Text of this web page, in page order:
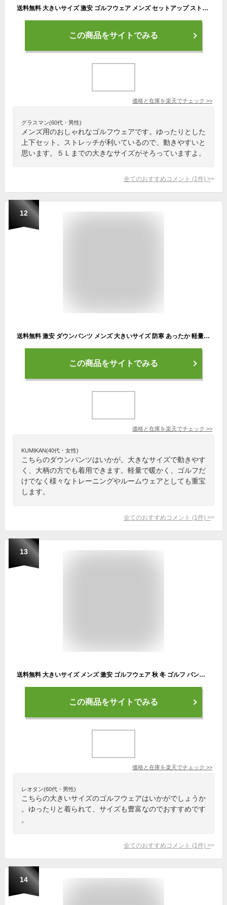
送料無料 大きいサイズ 激安 ゴルフウェア メンズ セットアップ ストレッチ ポンチ素材 スウェット テーラードジャケット スウェットパンツ ジャージ ジャケット 黒 スエット 無地 スポーツ 薄手 伸縮 フォーマル 部屋着 ルームウェア ワークマン プラス ジャージ上下
この商品をサイトでみる
価格と在庫を楽天でチェック >>
グラスマン(60代・男性)
メンズ用のおしゃれなゴルフウェアです。ゆったりとした
上下セット。ストレッチが利いているので、動きやすいと
思います。５Ｌまでの大きなサイズがそろっていますよ。
全てのおすすめコメント (1 件) >
12
送料無料 激安 ダウンパンツ メンズ 大きいサイズ 防寒 あったか 軽量 裾ジップ イージーパンツ あったかパンツ アウトドア ゴルフウェア リアルダウン ゴルフ パンツ 冬 コーディネート 暖かい 部屋着 ルームウェア ワークマンプラス 防寒 暖 パンツ 父の日 ギフト
この商品をサイトでみる
価格と在庫を楽天でチェック >>
KUMIKAN(40代・女性)
こちらのダウンパンツはいかが。大きなサイズで動きやす
く、大柄の方でも着用できます。軽量で暖かく、ゴルフだ
けでなく様々なトレーニングやルームウェアとしても重宝
します。
全てのおすすめコメント (1 件) >
13
送料無料 大きいサイズ メンズ 激安 ゴルフウェア 秋 冬 ゴルフ パンツ コーディネート DISCUS(ディスカス) スウェットパンツ メンズ 大きいサイズ ストレッチ 裏毛 テーパード パンツ スウェット スエット リラックス スポーツ トレーニング ワークマン プラス
この商品をサイトでみる
価格と在庫を楽天でチェック >>
レオタン(60代・男性)
こちらの大きいサイズのゴルフウェアはいかがでしょうか
。ゆったりと着られて、サイズも豊富なのでおすすめです
。
全てのおすすめコメント (1 件) >
14